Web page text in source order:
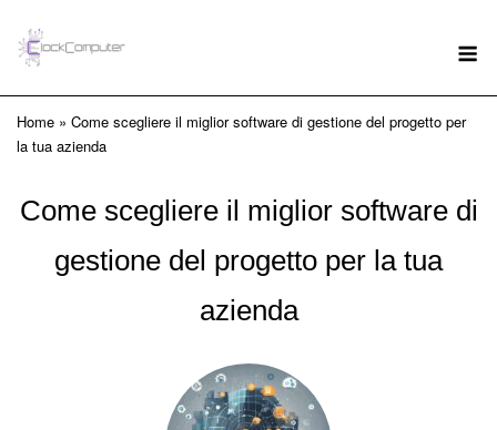
content
Home » Come scegliere il miglior software di gestione del progetto per
la tua azienda
Come scegliere il miglior software di
gestione del progetto per la tua
azienda